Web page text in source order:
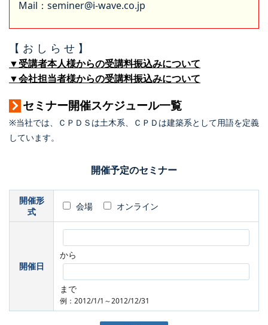
Mail：seminer@i-wave.co.jp
【 お し ら せ 】
▼受講者本人様からの受講料振込みについて
▼会社担当者様からの受講料振込みについて
セミナー開催スケジュール一覧
※当社では、ＣＰＤＳは土木系、ＣＰＤは建築系として用語を定義
しています。
開催予定のセミナー
開催形
式
会場 オンライン
開催日
から
まで
例：2012/1/1～2012/12/31